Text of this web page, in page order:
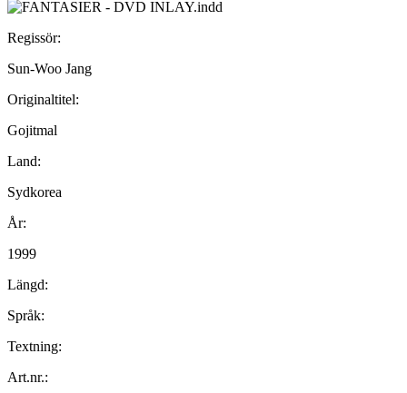
Regissör:
Sun-Woo Jang
Originaltitel:
Gojitmal
Land:
Sydkorea
År:
1999
Längd:
Språk:
Textning:
Art.nr.: